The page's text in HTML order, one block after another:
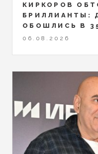
КИРКОРОВ
БРИЛЛИАНТЫ:
ОБОШЛИСЬ В
06.08.2026